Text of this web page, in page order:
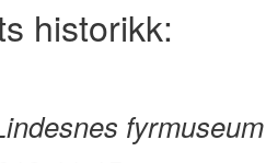
historikk:
fyrmuseum